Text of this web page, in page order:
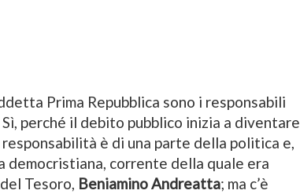
Prima Repubblica sono i responsabili
perché il debito pubblico inizia a diventare
responsabilità è di una parte della politica e,
democristiana, corrente della quale era
Tesoro, Beniamino Andreatta; ma c’è